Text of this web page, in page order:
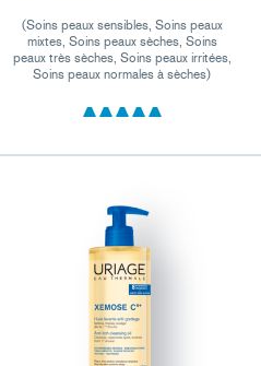
(Soins peaux sensibles, Soins peaux
mixtes, Soins peaux sèches, Soins
peaux très sèches, Soins peaux irritées,
Soins peaux normales à sèches)